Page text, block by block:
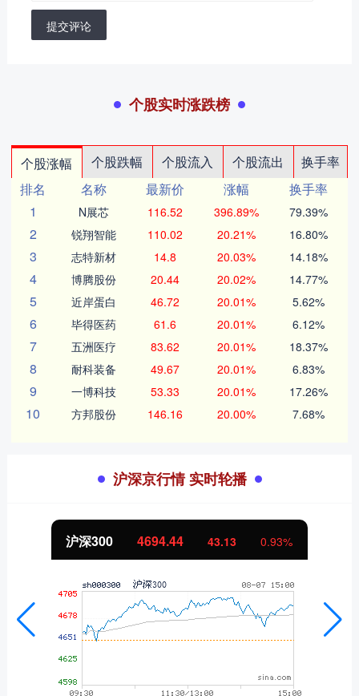
提交评论
个股实时涨跌榜
个股涨幅 个股跌幅 个股流入 个股流出
换手率
排名
名称 最新价 涨幅
换手率
1
N展芯 116.52 396.89% 79.39%
2 锐翔智能 110.02 20.21% 16.80%
3 志特新材 14.8 20.03% 14.18%
4 博腾股份 20.44 20.02% 14.77%
5 近岸蛋白 46.72 20.01% 5.62%
6 毕得医药 61.6 20.01% 6.12%
7 五洲医疗 83.62 20.01% 18.37%
8 耐科装备 49.67 20.01% 6.83%
9 一博科技 53.33 20.01% 17.26%
10 方邦股份 146.16 20.00% 7.68%
沪深京行情 实时轮播
北证50 1134.24 11.37 1.01%